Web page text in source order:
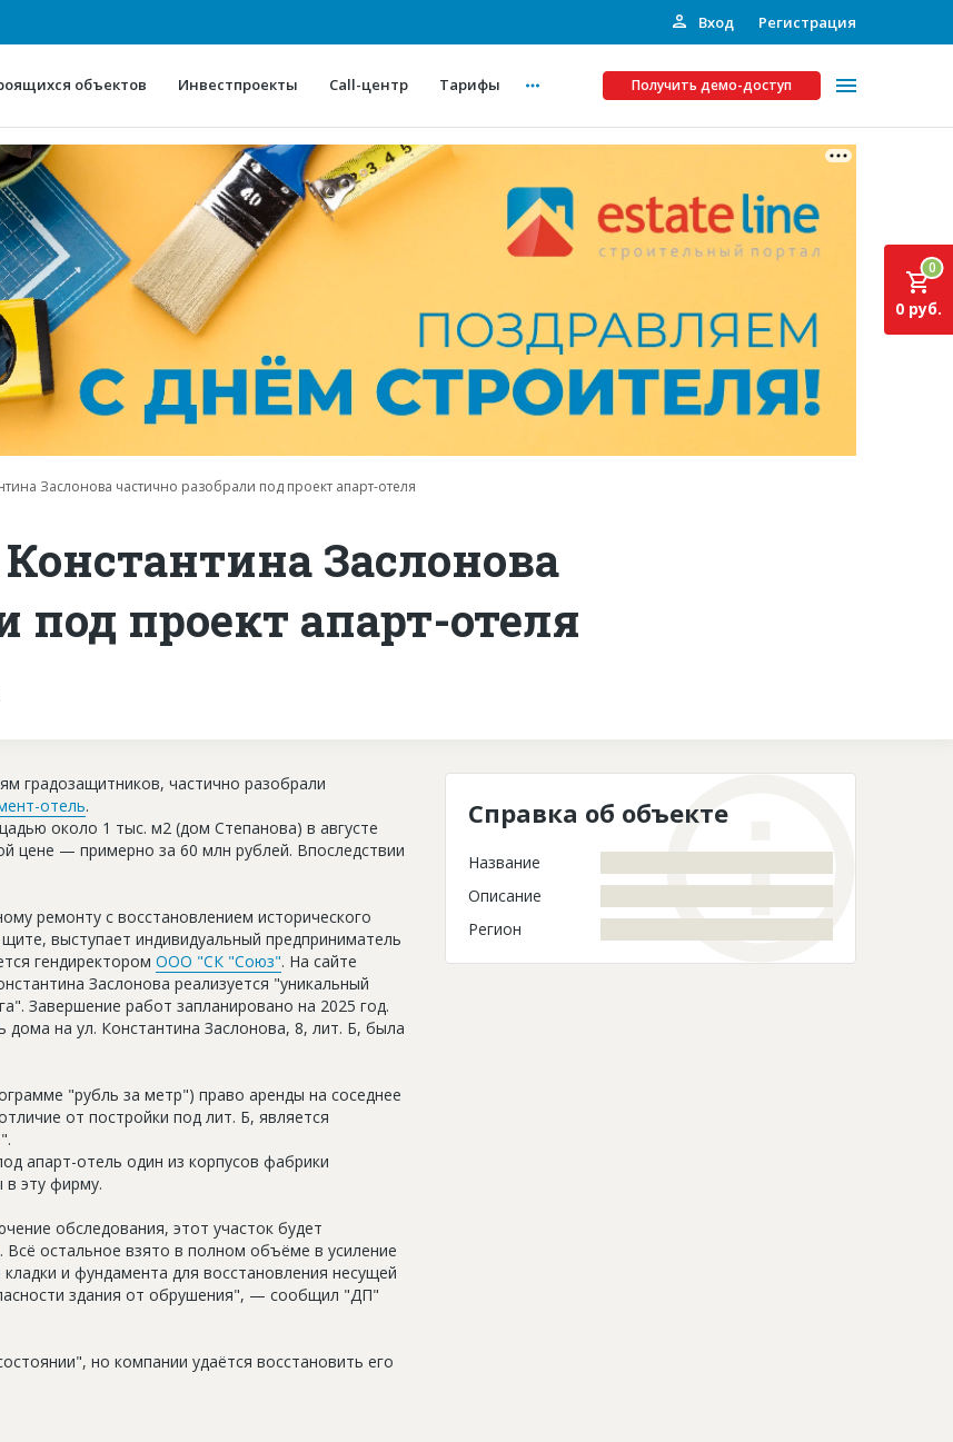
Вход Регистрация
объектов Инвестпроекты Call-центр Тарифы Получить демо-доступ
О проекте
Конкурентные преимущества
Горячие объекты
Глоссарий
Платные услуги
Рекламодателям
Инвестпроекты
Подписка на Базу
Заслонова частично разобрали под проект апарт-отеля
Заслонова
под проект апарт-отеля
0
0 руб.
градозащитников, частично разобрали
отель.
около 1 тыс. м2 (дом Степанова) в августе
цене — примерно за 60 млн рублей. Впоследствии
ремонту с восстановлением исторического
выступает индивидуальный предприниматель
гендиректором ООО "СК "Союз". На сайте
Заслонова реализуется "уникальный
Завершение работ запланировано на 2025 год.
на ул. Константина Заслонова, 8, лит. Б, была
"рубль за метр") право аренды на соседнее
от постройки под лит. Б, является
апарт-отель один из корпусов фабрики
эту фирму.
обследования, этот участок будет
остальное взято в полном объёме в усиление
и фундамента для восстановления несущей
здания от обрушения", — сообщил "ДП"
но компании удаётся восстановить его
Справка об объекте
Название
Описание
Регион